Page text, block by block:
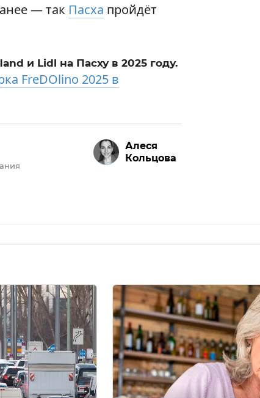
— так Пасха пройдёт
и Lidl на Пасху в 2025 году.
FreDOlino 2025 в
Алеся
Кольцова